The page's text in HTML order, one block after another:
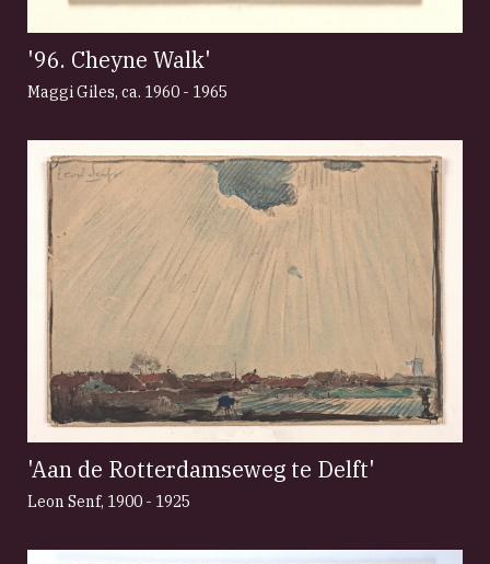
'96. Cheyne Walk'
Maggi Giles, ca. 1960 - 1965
'Aan de Rotterdamseweg te Delft'
Leon Senf, 1900 - 1925